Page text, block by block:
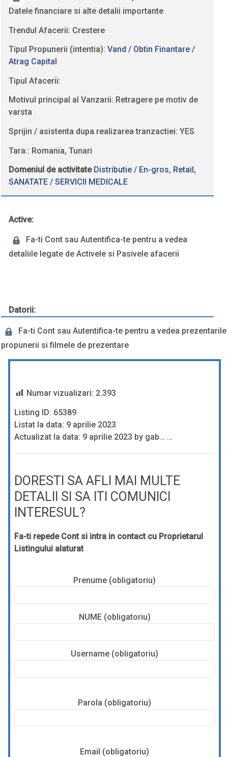
Datele financiare si alte detalii importante
Trendul Afacerii: Crestere
Tipul Propunerii (intentia): Vand / Obtin Finantare /
Atrag Capital
Tipul Afacerii:
Motivul principal al Vanzarii: Retragere pe motiv de
varsta
Sprijin / asistenta dupa realizarea tranzactiei: YES
Tara:: Romania, Tunari
Domeniul de activitate Distributie / En-gros, Retail,
SANATATE / SERVICII MEDICALE
Active:
Fa-ti Cont sau Autentifica-te pentru a vedea
detaliile legate de Activele si Pasivele afacerii
Datorii:
Fa-ti Cont sau Autentifica-te pentru a vedea prezentarile
propunerii si filmele de prezentare
Numar vizualizari: 2.393
Listing ID: 65389
Listat la data: 9 aprilie 2023
Actualizat la data: 9 aprilie 2023 by gab… …
DORESTI SA AFLI MAI MULTE
DETALII SI SA ITI COMUNICI
INTERESUL?
Fa-ti repede Cont si intra in contact cu Proprietarul
Listingului alaturat
Prenume (obligatoriu)
NUME (obligatoriu)
Username (obligatoriu)
Parola (obligatoriu)
Email (obligatoriu)